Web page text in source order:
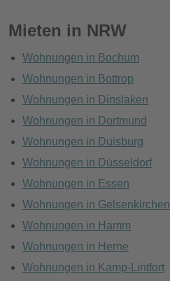
Mieten in NRW
Wohnungen in Bochum
Wohnungen in Bottrop
Wohnungen in Dinslaken
Wohnungen in Dortmund
Wohnungen in Duisburg
Wohnungen in Düsseldorf
Wohnungen in Essen
Wohnungen in Gelsenkirchen
Wohnungen in Hamm
Wohnungen in Herne
Wohnungen in Kamp-Lintfort